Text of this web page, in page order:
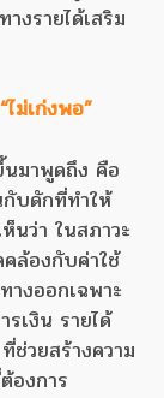
งรายได้เสริม
ม่เก่งพอ”
มาพูดถึง คือ
บดักที่ทำให้
นว่า ในสภาวะ
ล้องกับค่าใช้
างออกเฉพาะ
เงิน รายได้
ช่วยสร้างความ
องการ